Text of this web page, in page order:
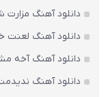
دانلود آهنگ مزارت
دانلود آهنگ
دانلود آهنگ آخه
دانلود آهنگ